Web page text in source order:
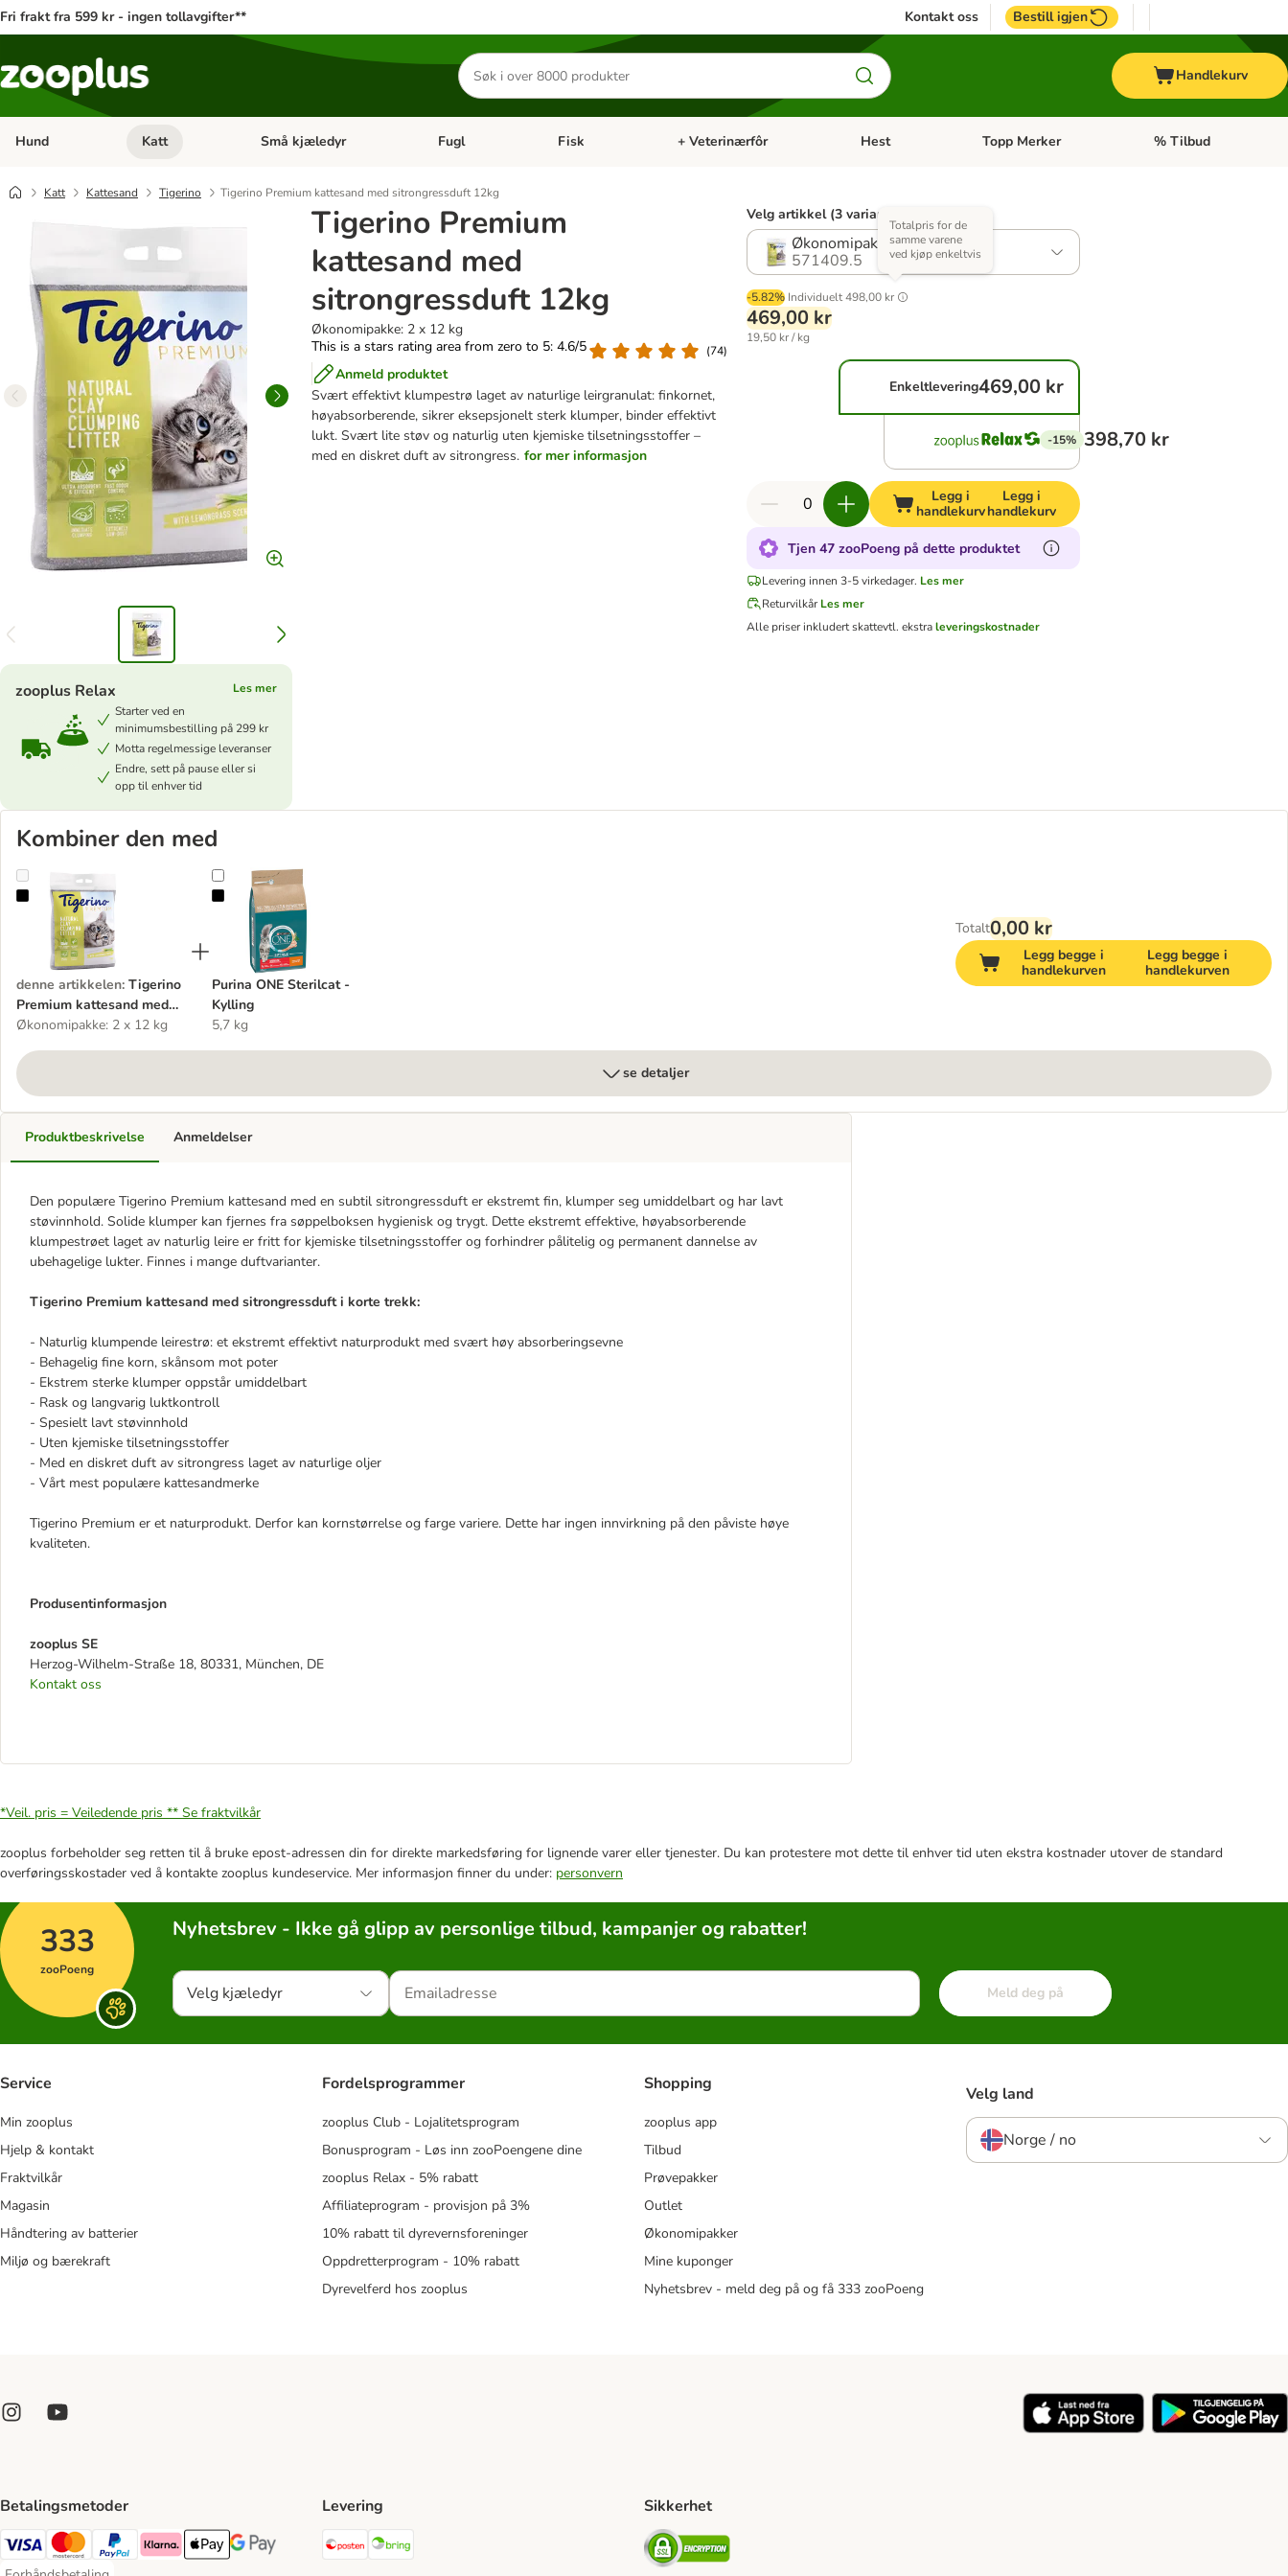
Fri frakt fra 599 kr - ingen tollavgifter** Kontakt oss Bestill igjen
Søk
etter
produkter
Handlekurv
Hund Åpne kategorimeny: Hund
Katt Åpne kategorimeny: Katt
Små kjæledyr Åpne kategorimeny: Små kjæledyr
Fugl Åpne kategorimeny: Fugl
Fisk Åpne kategorimeny: Fisk
+ Veterinærfôr Åpne kategorimeny: + Veterinærfôr
Hest Åpne kategorimeny: Hest
Topp Merker Åpne kategorimeny:
% Tilbud
Katt Kattesand Tigerino Tigerino Premium kattesand med sitrongressduft 12kg
Tigerino Premium
kattesand med
sitrongressduft 12kg
Økonomipakke: 2 x 12 kg
This is a stars rating area from zero to 5: 4.6/5
(74)
Anmeld produktet
Svært effektivt klumpestrø laget av naturlige leirgranulat: finkornet,
høyabsorberende, sikrer eksepsjonelt sterk klumper, binder effektivt
lukt. Svært lite støv og naturlig uten kjemiske tilsetningsstoffer –
med en diskret duft av sitrongress. for mer informasjon
zooplus Relax
Les mer
Starter ved en
minimumsbestilling på 299 kr
Motta regelmessige leveranser
Endre, sett på pause eller si
opp til enhver tid
Velg artikkel (3 varianter)
Økonomipakke: 2 x 12 kg
571409.5
-5.82% Individuelt498,00 kr
Totalpris for de
samme varene
ved kjøp enkeltvis
469,00 kr
19,50 kr / kg
Enkeltlevering469,00 kr
-15% 398,70 kr
Legg i
handlekurv
Legg i
handlekurv
Tjen 47 zooPoeng på dette produktet
Levering innen 3-5 virkedager. Les mer
Returvilkår Les mer
Alle priser inkludert skattevtl. ekstraleveringskostnader
Kombiner den med
Tigerino Premium kattesand med sitrongressduft 12kg
denne artikkelen: Tigerino
Premium kattesand med
sitrongressduft 12kg
Økonomipakke: 2 x 12 kg
Purina ONE Sterilcat - Kylling
Purina ONE Sterilcat -
Kylling
5,7 kg
Totalt0,00 kr
Legg begge i
handlekurven
Legg begge i
handlekurven
se detaljer
Produktbeskrivelse
Den populære Tigerino Premium kattesand med en subtil sitrongressduft er ekstremt fin, klumper seg umiddelbart og har lavt
støvinnhold. Solide klumper kan fjernes fra søppelboksen hygienisk og trygt. Dette ekstremt effektive, høyabsorberende
klumpestrøet laget av naturlig leire er fritt for kjemiske tilsetningsstoffer og forhindrer pålitelig og permanent dannelse av
ubehagelige lukter. Finnes i mange duftvarianter.
Tigerino Premium kattesand med sitrongressduft i korte trekk:
- Naturlig klumpende leirestrø: et ekstremt effektivt naturprodukt med svært høy absorberingsevne
- Behagelig fine korn, skånsom mot poter
- Ekstrem sterke klumper oppstår umiddelbart
- Rask og langvarig luktkontroll
- Spesielt lavt støvinnhold
- Uten kjemiske tilsetningsstoffer
- Med en diskret duft av sitrongress laget av naturlige oljer
- Vårt mest populære kattesandmerke
Tigerino Premium er et naturprodukt. Derfor kan kornstørrelse og farge variere. Dette har ingen innvirkning på den påviste høye
kvaliteten.
Produsentinformasjon
zooplus SE
Herzog-Wilhelm-Straße 18, 80331, München, DE
Kontakt oss
Anmeldelser
*Veil. pris = Veiledende pris ** Se fraktvilkår
zooplus forbeholder seg retten til å bruke epost-adressen din for direkte markedsføring for lignende varer eller tjenester. Du kan protestere mot dette til enhver tid uten ekstra kostnader utover de standard
overføringsskostader ved å kontakte zooplus kundeservice. Mer informasjon finner du under: personvern
333
zooPoeng
Nyhetsbrev - Ikke gå glipp av personlige tilbud, kampanjer og rabatter!
Velg kjæledyr Meld deg på
Service
Min zooplus
Hjelp & kontakt
Fraktvilkår
Magasin
Håndtering av batterier
Miljø og bærekraft
Fordelsprogrammer
zooplus Club - Lojalitetsprogram
Bonusprogram - Løs inn zooPoengene dine
zooplus Relax - 5% rabatt
Affiliateprogram - provisjon på 3%
10% rabatt til dyrevernsforeninger
Oppdretterprogram - 10% rabatt
Dyrevelferd hos zooplus
Shopping
zooplus app
Tilbud
Prøvepakker
Outlet
Økonomipakker
Mine kuponger
Nyhetsbrev - meld deg på og få 333 zooPoeng
Velg land
Norge / no
Betalingsmetoder
Visa Payment Method
Mastercard Payment Method
PayPal Payment Method
Klarna Payment Method
Apple Pay Payment Method
Google Pay Payment Method
Levering
Posten Shipping Method
Sikkerhet
Security